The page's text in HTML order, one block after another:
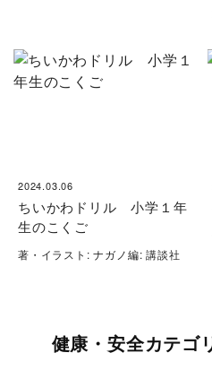
2024.03.06
ちいかわドリル 小学１年
生のこくご
著・イラスト: ナガノ編: 講談社
健康・安全カテゴ